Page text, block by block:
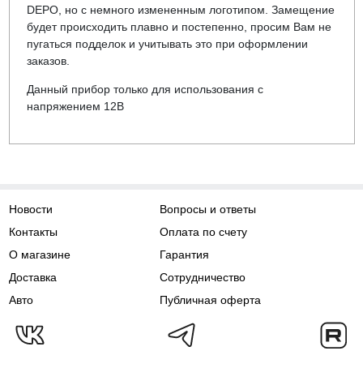
DEPO, но с немного измененным логотипом. Замещение
будет происходить плавно и постепенно, просим Вам не
пугаться подделок и учитывать это при оформлении
заказов.
Данный прибор только для использования с
напряжением 12В
Новости
Контакты
О магазине
Доставка
Авто
Вопросы и ответы
Оплата по счету
Гарантия
Сотрудничество
Публичная оферта